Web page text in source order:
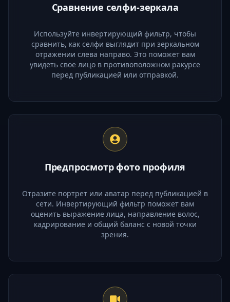
Сравнение селфи-зеркала
Используйте инвертирующий фильтр, чтобы
сравнить, как селфи выглядит при зеркальном
отражении слева направо. Это поможет вам
увидеть свое лицо в противоположном ракурсе
перед публикацией или отправкой.
Предпросмотр фото профиля
Отразите портрет или аватар перед публикацией в
сети. Инвертирующий фильтр поможет вам
оценить выражение лица, направление волос,
кадрирование и общий баланс с новой точки
зрения.